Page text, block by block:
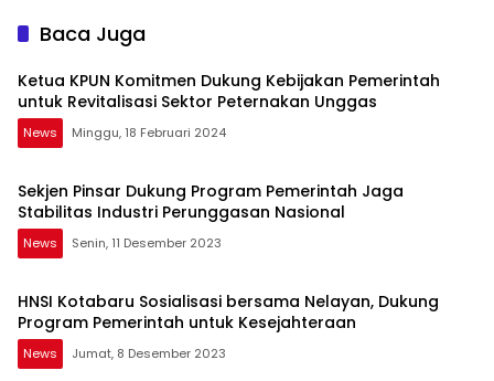
Baca Juga
Ketua KPUN Komitmen Dukung Kebijakan Pemerintah
untuk Revitalisasi Sektor Peternakan Unggas
News Minggu, 18 Februari 2024
Sekjen Pinsar Dukung Program Pemerintah Jaga
Stabilitas Industri Perunggasan Nasional
News Senin, 11 Desember 2023
HNSI Kotabaru Sosialisasi bersama Nelayan, Dukung
Program Pemerintah untuk Kesejahteraan
News Jumat, 8 Desember 2023